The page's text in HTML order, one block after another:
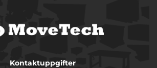
Kontaktuppgifter